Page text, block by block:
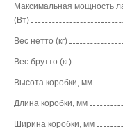
Максимальная мощность
(Вт)
Вес нетто (кг)
Вес брутто (кг)
Высота коробки, мм
Длина коробки, мм
Ширина коробки, мм